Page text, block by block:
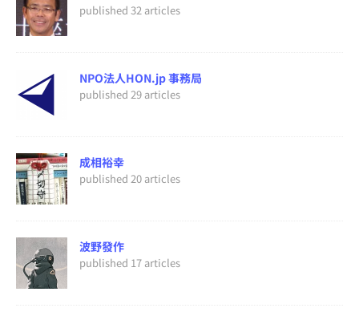
published 32 articles
NPO法人HON.jp 事務局
published 29 articles
成相裕幸
published 20 articles
波野發作
published 17 articles